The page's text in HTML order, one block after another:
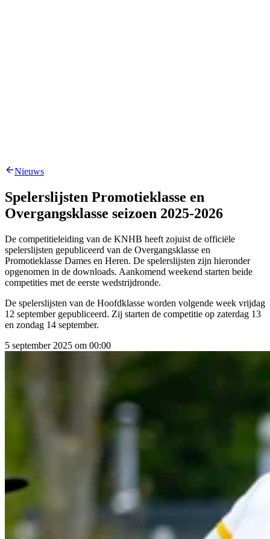
Nieuws
Spelerslijsten Promotieklasse en
Overgangsklasse seizoen 2025-2026
De competitieleiding van de KNHB heeft zojuist de officiële
spelerslijsten gepubliceerd van de Overgangsklasse en
Promotieklasse Dames en Heren. De spelerslijsten zijn hieronder
opgenomen in de downloads. Aankomend weekend starten beide
competities met de eerste wedstrijdronde.
De spelerslijsten van de Hoofdklasse worden volgende week vrijdag
12 september gepubliceerd. Zij starten de competitie op zaterdag 13
en zondag 14 september.
5 september 2025 om 00:00